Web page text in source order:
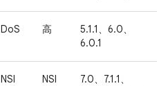
DoS 高
5.1.1、6.0、
6.0.1
NSI NSI
7.0、7.1.1、